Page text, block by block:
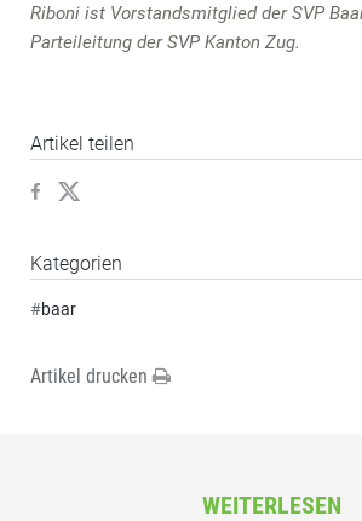
Riboni ist Vorstandsmitglied der SVP
Parteileitung der SVP Kanton Zug.
Artikel teilen
Kategorien
#baar
Artikel drucken
WEITERLESEN